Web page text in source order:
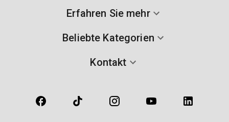
Erfahren Sie mehr
Beliebte Kategorien
Kontakt